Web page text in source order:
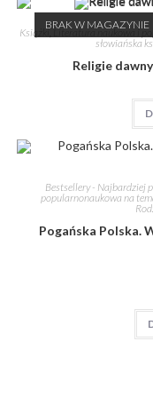
BRAK W MAGAZYNIE
Książki,Literatura naukowa i
słowiańska
Religie
Bestsellery - Najbardziej
popularnonaukowa na
Pogańska Polska.